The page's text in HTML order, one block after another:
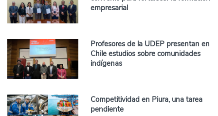
empresarial
Profesores de la UDEP presentan en
Chile estudios sobre comunidades
indígenas
Competitividad en Piura, una tarea
pendiente